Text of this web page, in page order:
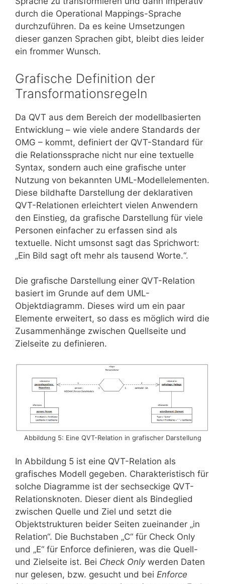
durch die Operational Mappings-Sprache
durchzuführen. Da es keine Umsetzungen
dieser ganzen Sprachen gibt, bleibt dies leider
ein frommer Wunsch.
Grafische Definition der
Transformationsregeln
Da QVT aus dem Bereich der modellbasierten
Entwicklung – wie viele andere Standards der
OMG – kommt, definiert der QVT-Standard für
die Relationssprache nicht nur eine textuelle
Syntax, sondern auch eine grafische unter
Nutzung von bekannten UML-Modellelementen.
Diese bildhafte Darstellung der deklarativen
QVT-Relationen erleichtert vielen Anwendern
den Einstieg, da grafische Darstellung für viele
Personen einfacher zu erfassen sind als
textuelle. Nicht umsonst sagt das Sprichwort:
„Ein Bild sagt oft mehr als tausend Worte.“.
Die grafische Darstellung einer QVT-Relation
basiert im Grunde auf dem UML-
Objektdiagramm. Dieses wird um ein paar
Elemente erweitert, so dass es möglich wird die
Zusammenhänge zwischen Quellseite und
Zielseite zu definieren.
Abbildung 5: Eine QVT-Relation in grafischer Darstellung
In Abbildung 5 ist eine QVT-Relation als
grafisches Modell gegeben. Charakteristisch für
solche Diagramme ist der sechseckige QVT-
Relationsknoten. Dieser dient als Bindeglied
zwischen Quelle und Ziel und setzt die
Objektstrukturen beider Seiten zueinander „in
Relation“. Die Buchstaben „C“ für Check Only
und „E“ für Enforce definieren, was die Quell-
und Zielseite ist. Bei Check Onlywerden Daten
nur gelesen, bzw. gesucht und bei Enforce